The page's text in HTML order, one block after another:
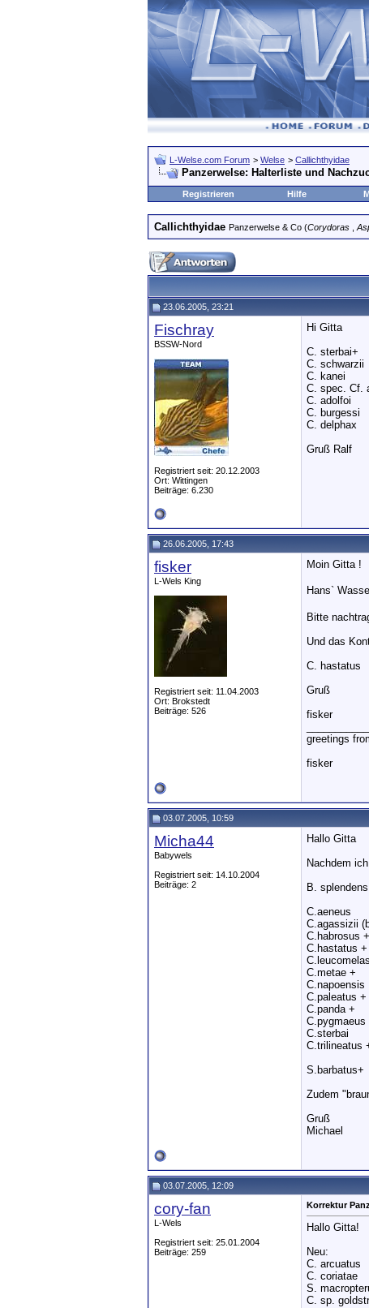
L-Welse.com Forum > Welse > Callichthyidae
Panzerwelse: Halterliste und
Registrieren
Hilfe
Callichthyidae Panzerwelse & Co (Corydoras
23.06.2005, 23:21
Fischray
BSSW-Nord
Registriert seit: 20.12.2003
Ort: Wittingen
Beiträge: 6.230
Hi Gitta
C. sterbai+
C. schwarzii
C. kanei
C. spec. Cf.
C. adolfoi
C. burgessi
C. delphax
Gruß Ralf
26.06.2005, 17:43
fisker
L-Wels King
Registriert seit: 11.04.2003
Ort: Brokstedt
Beiträge: 526
Moin Gitta !
Hans`
Bitte
Und das
C. hastatus
Gruß
fisker
greetings
fisker
03.07.2005, 10:59
Micha44
Babywels
Registriert seit: 14.10.2004
Beiträge: 2
Hallo Gitta
Nachdem
B. splendens
C.aeneus
C.agassizii
C.habrosus +
C.hastatus +
C.metae +
C.napoensis
C.paleatus +
C.panda +
C.pygmaeus
C.sterbai
C.trilineatus
S.barbatus+
Zudem
Gruß
Michael
03.07.2005, 12:09
cory-fan
L-Wels
Registriert seit: 25.01.2004
Beiträge: 259
Korrektur
Hallo Gitta!
Neu:
C. arcuatus
C. coriatae
S.
C. sp.